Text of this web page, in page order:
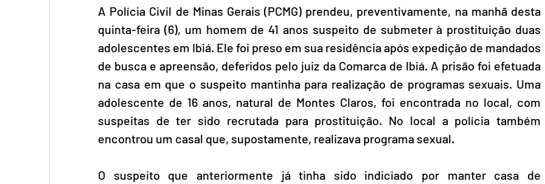
A Polícia Civil de Minas Gerais (PCMG) prendeu, preventivamente, na manhã desta
quinta-feira (6), um homem de 41 anos suspeito de submeter à prostituição duas
adolescentes em Ibiá. Ele foi preso em sua residência após expedição de mandados
de busca e apreensão, deferidos pelo juiz da Comarca de Ibiá. A prisão foi efetuada
na casa em que o suspeito mantinha para realização de programas sexuais. Uma
adolescente de 16 anos, natural de Montes Claros, foi encontrada no local, com
suspeitas de ter sido recrutada para prostituição. No local a polícia também
encontrou um casal que, supostamente, realizava programa sexual.
O suspeito que anteriormente já tinha sido indiciado por manter casa de